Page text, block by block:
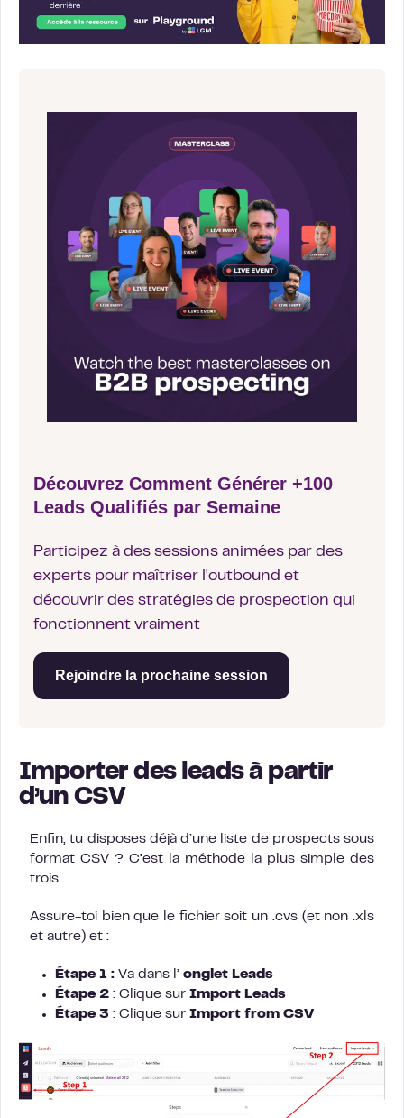
Découvrez Comment Générer +100
Leads Qualifiés par Semaine
Participez à des sessions animées par des
experts pour maîtriser l'outbound et
découvrir des stratégies de prospection qui
fonctionnent vraiment
Rejoindre la prochaine session
Importer des leads à partir
d’un CSV
Enfin, tu disposes déjà d’une liste de prospects sous
format CSV ? C’est la méthode la plus simple des
trois.
Assure-toi bien que le fichier soit un .cvs (et non .xls
et autre) et :
Étape 1 : Va dans l’ onglet Leads
Étape 2 : Clique sur Import Leads
Étape 3 : Clique sur Import from CSV